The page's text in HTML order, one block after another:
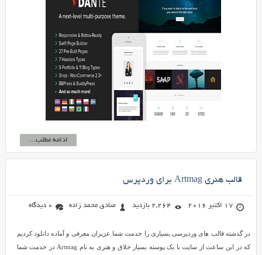
ادامه مطلب...
قالب هنری Artmag برای وردپرس
17 اکتبر 2016 2,264 بازدید صادق محمد زاده 0 دیدگاه
در گذشته قالب های وردپرسی بسیاری را خدمت شما عزیزان معرفی و آماده دانلود کردیم
که در ابن ساعت از سایت با یک پوسته بسیار خلاق و هنری به نام Artmag در خدمت شما